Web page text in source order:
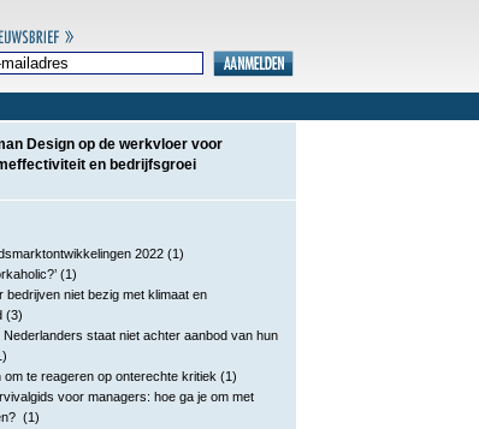
Design op de werkvloer voor
en bedrijfsgroei
2022 (1)
(1)
bedrijven niet bezig met klimaat en
(3)
Nederlanders staat niet achter aanbod van hun
om te reageren op onterechte kritiek (1)
voor managers: hoe ga je om met
(1)